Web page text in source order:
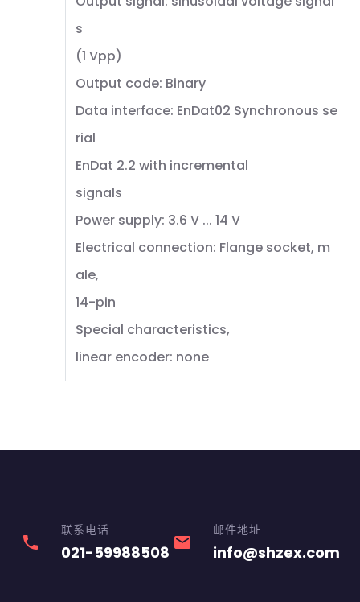
s
(1 Vpp)
Output code: Binary
Data interface: EnDat02 Synchronous se
rial
EnDat 2.2 with incremental
signals
Power supply: 3.6 V ... 14 V
Electrical connection: Flange socket, m
ale,
14-pin
Special characteristics,
linear encoder: none
phone
联系电话
021-59988508 email
邮件地址
info@shzex.com